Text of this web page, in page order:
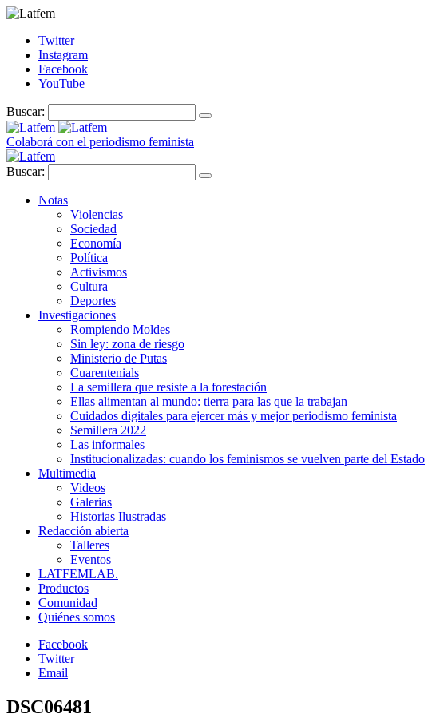
Twitter
Instagram
Facebook
YouTube
Buscar:
Colaborá con el periodismo feminista
Buscar:
Notas
Violencias
Sociedad
Economía
Política
Activismos
Cultura
Deportes
Investigaciones
Rompiendo Moldes
Sin ley: zona de riesgo
Ministerio de Putas
Cuarentenials
La semillera que resiste a la forestación
Ellas alimentan al mundo: tierra para las que la trabajan
Cuidados digitales para ejercer más y mejor periodismo feminista
Semillera 2022
Las informales
Institucionalizadas: cuando los feminismos se vuelven parte del Estado
Multimedia
Videos
Galerias
Historias Ilustradas
Redacción abierta
Talleres
Eventos
LATFEMLAB.
Productos
Comunidad
Quiénes somos
Facebook
Twitter
Email
DSC06481